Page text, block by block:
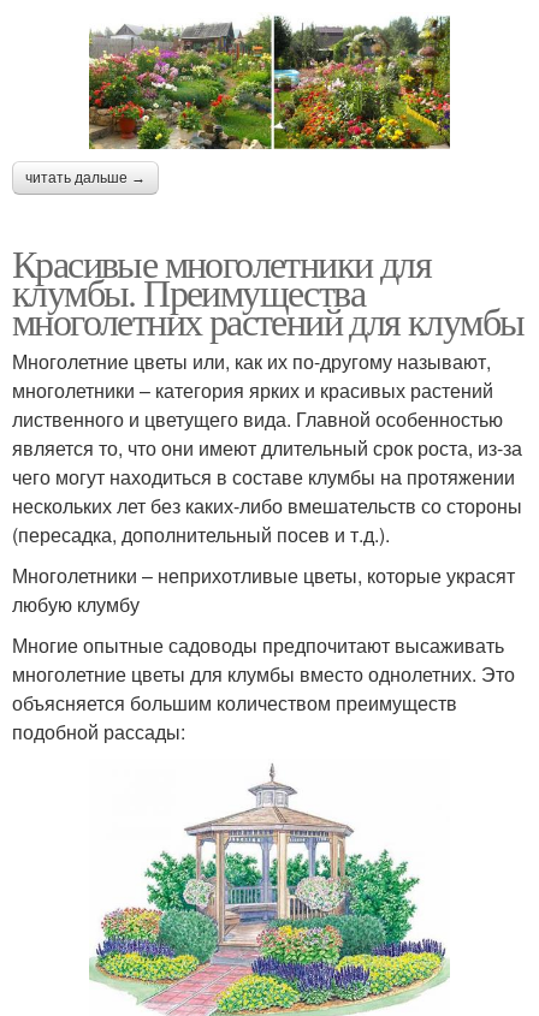
читать дальше →
Красивые многолетники для
клумбы. Преимущества
многолетних растений для клумбы
Многолетние цветы или, как их по-другому называют,
многолетники – категория ярких и красивых растений
лиственного и цветущего вида. Главной особенностью
является то, что они имеют длительный срок роста, из-за
чего могут находиться в составе клумбы на протяжении
нескольких лет без каких-либо вмешательств со стороны
(пересадка, дополнительный посев и т.д.).
Многолетники – неприхотливые цветы, которые украсят
любую клумбу
Многие опытные садоводы предпочитают высаживать
многолетние цветы для клумбы вместо однолетних. Это
объясняется большим количеством преимуществ
подобной рассады: